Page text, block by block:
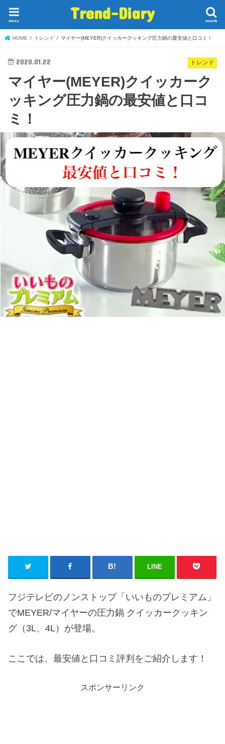
Trend-Diary search
menu
HOME トレンド マイヤー(MEYER)クイッカークッキング圧力鍋の最安値と口コミ！
トレンド
2020.01.22
マイヤー(MEYER)クイッカーク
ッキング圧力鍋の最安値と口コ
ミ！
LINE
フジテレビのノンストップ「いいものプレミアム」
でMEYER/マイヤーの圧力鍋 クイッカークッキン
グ（3L、4L）が登場。
ここでは、最安値と口コミ評判をご紹介します！
スポンサーリンク